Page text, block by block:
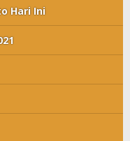
Hari Ini